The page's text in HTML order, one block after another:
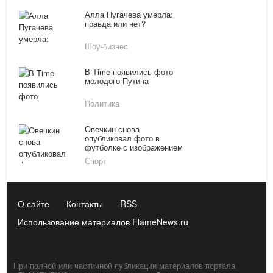
Алла Пугачева умерла:
правда или нет?
Шоу-бизнес
В Time появились фото
молодого Путина
Политика
Овечкин снова
опубликовал фото в
футболке с изображением
Путина
Спорт
О сайте Контакты
RSS
Использование материалов FlameNews.ru
При полной или частичной публикации материалов портала